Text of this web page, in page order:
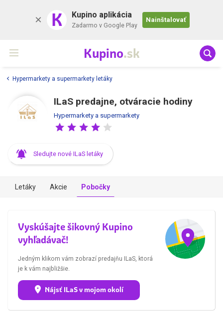
K Kupino aplikácia
Zadarmo v Google Play
Nainštalovať
Kupino.sk
Hypermarkety a supermarkety letáky
ILaS predajne, otváracie hodiny
Hypermarkety a supermarkety
Sledujte nové ILaS letáky
Letáky Akcie Pobočky
Vyskúšajte šikovný Kupino
vyhľadávač!
Jedným klikom vám zobrazí predajňu ILaS, ktorá
je k vám najbližšie.
Nájsť ILaS v mojom okolí